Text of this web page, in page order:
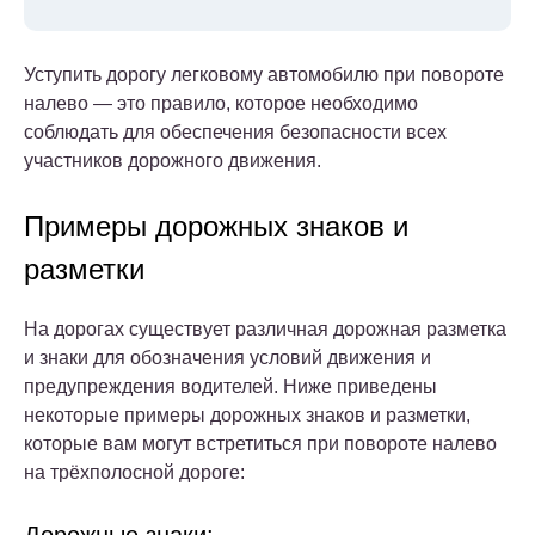
Уступить дорогу легковому автомобилю при повороте
налево — это правило, которое необходимо
соблюдать для обеспечения безопасности всех
участников дорожного движения.
Примеры дорожных знаков и
разметки
На дорогах существует различная дорожная разметка
и знаки для обозначения условий движения и
предупреждения водителей. Ниже приведены
некоторые примеры дорожных знаков и разметки,
которые вам могут встретиться при повороте налево
на трёхполосной дороге: